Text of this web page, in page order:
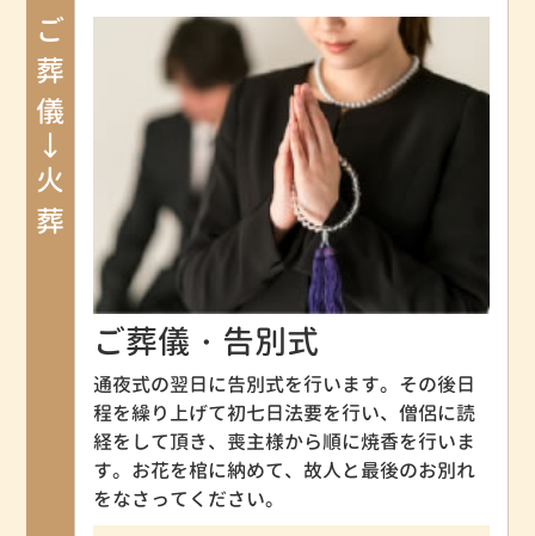
ご葬儀→火葬
ご葬儀・告別式
通夜式の翌日に告別式を行います。その後日
程を繰り上げて初七日法要を行い、僧侶に読
経をして頂き、喪主様から順に焼香を行いま
す。お花を棺に納めて、故人と最後のお別れ
をなさってください。